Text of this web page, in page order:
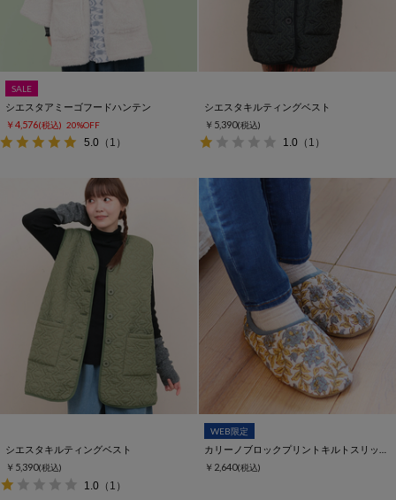
SALE
シエスタアミーゴフードハンテン
￥4,576(税込) 20%OFF
5.0 （1）
シエスタキルティングベスト
￥5,390(税込)
1.0 （1）
シエスタキルティングベスト
￥5,390(税込)
1.0 （1）
WEB限定
￥2,640(税込)